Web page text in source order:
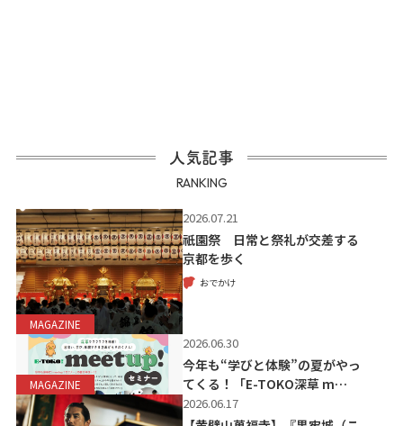
人気記事
RANKING
MAGAZINE
2026.07.21
祇園祭 日常と祭礼が交差する
京都を歩く
おでかけ
MAGAZINE
2026.06.30
今年も“学びと体験”の夏がやっ
てくる！「E-TOKO深草 m…
2026.06.17